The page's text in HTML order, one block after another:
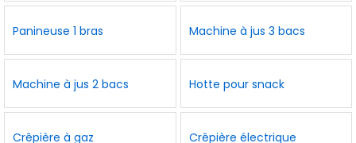
Panineuse 1 bras Machine à jus 3 bacs
Machine à jus 2 bacs Hotte pour snack
Crêpière à gaz Crêpière électrique